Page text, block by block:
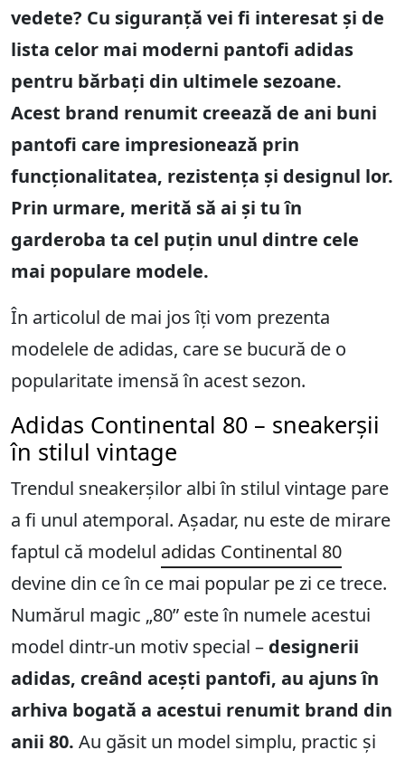
vedete? Cu siguranță vei fi interesat și de
lista celor mai moderni pantofi adidas
pentru bărbați din ultimele sezoane.
Acest brand renumit creează de ani buni
pantofi care impresionează prin
funcționalitatea, rezistența și designul lor.
Prin urmare, merită să ai și tu în
garderoba ta cel puțin unul dintre cele
mai populare modele.
În articolul de mai jos îți vom prezenta
modelele de adidas, care se bucură de o
popularitate imensă în acest sezon.
Adidas Continental 80 – sneakerșii
în stilul vintage
Trendul sneakerșilor albi în stilul vintage pare
a fi unul atemporal. Așadar, nu este de mirare
faptul că modelul adidas Continental 80
devine din ce în ce mai popular pe zi ce trece.
Numărul magic „80” este în numele acestui
model dintr-un motiv special – designerii
adidas, creând acești pantofi, au ajuns în
arhiva bogată a acestui renumit brand din
anii 80. Au găsit un model simplu, practic și